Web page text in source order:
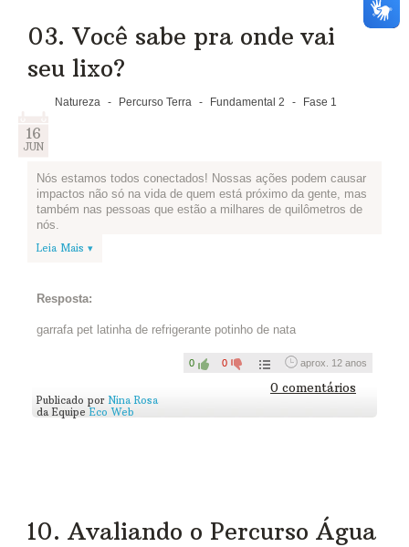
03. Você sabe pra onde vai
seu lixo?
Natureza - Percurso Terra - Fundamental 2 - Fase 1
16
JUN
Nós estamos todos conectados! Nossas ações podem causar
impactos não só na vida de quem está próximo da gente, mas
também nas pessoas que estão a milhares de quilômetros de
nós.
Para minimizar os impactos negativos, é preciso que cada um
durante um dia. Depois, pense em como é possível diminuir a
família sobre que mudanças vocês podem adotar, juntos vocês
Leia Mais ▾
Resposta:
garrafa pet latinha de refrigerante potinho de nata
0 0 aprox. 12 anos
0 comentários
Publicado por Nina Rosa
da Equipe Eco Web
10. Avaliando o Percurso Água